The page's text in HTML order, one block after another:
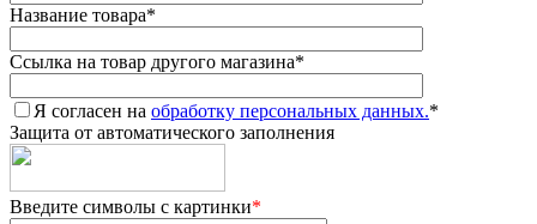
Название товара*
Ссылка на товар другого магазина*
Я согласен на обработку персональных данных.*
Защита от автоматического заполнения
Введите символы с картинки*